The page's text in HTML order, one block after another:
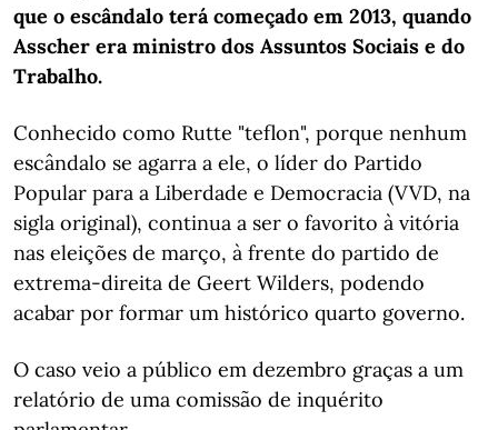
que o escândalo terá começado em 2013, quando
Asscher era ministro dos Assuntos Sociais e do
Trabalho.
Conhecido como Rutte "teflon", porque nenhum
escândalo se agarra a ele, o líder do Partido
Popular para a Liberdade e Democracia (VVD, na
sigla original), continua a ser o favorito à vitória
nas eleições de março, à frente do partido de
extrema-direita de Geert Wilders, podendo
acabar por formar um histórico quarto governo.
O caso veio a público em dezembro graças a um
relatório de uma comissão de inquérito